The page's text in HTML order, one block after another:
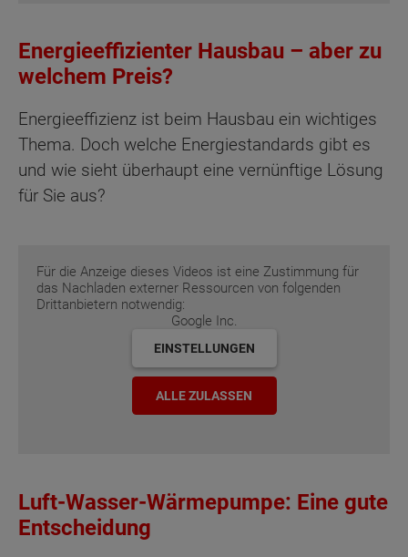
Energieeffizienter Hausbau – aber zu
welchem Preis?
Energieeffizienz ist beim Hausbau ein wichtiges
Thema. Doch welche Energiestandards gibt es
und wie sieht überhaupt eine vernünftige Lösung
für Sie aus?
Für die Anzeige dieses Videos ist eine Zustimmung für
das Nachladen externer Ressourcen von folgenden
Drittanbietern notwendig:
Google Inc.
EINSTELLUNGEN
ALLE ZULASSEN
Luft-Wasser-Wärmepumpe: Eine gute
Entscheidung